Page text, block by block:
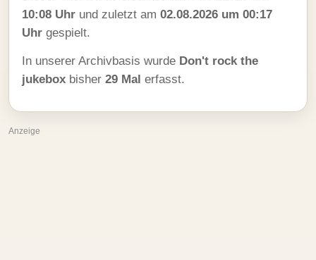
10:08 Uhr und zuletzt am 02.08.2026 um 00:17
Uhr gespielt.
In unserer Archivbasis wurde Don't rock the
jukebox bisher 29 Mal erfasst.
Anzeige